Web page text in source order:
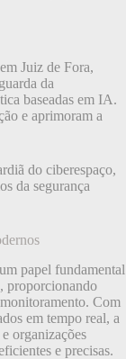
Juiz de Fora,
da
baseadas em IA.
e aprimoram a
do ciberespaço,
da segurança
papel fundamental
proporcionando
Com
em tempo real, a
organizações
e precisas.